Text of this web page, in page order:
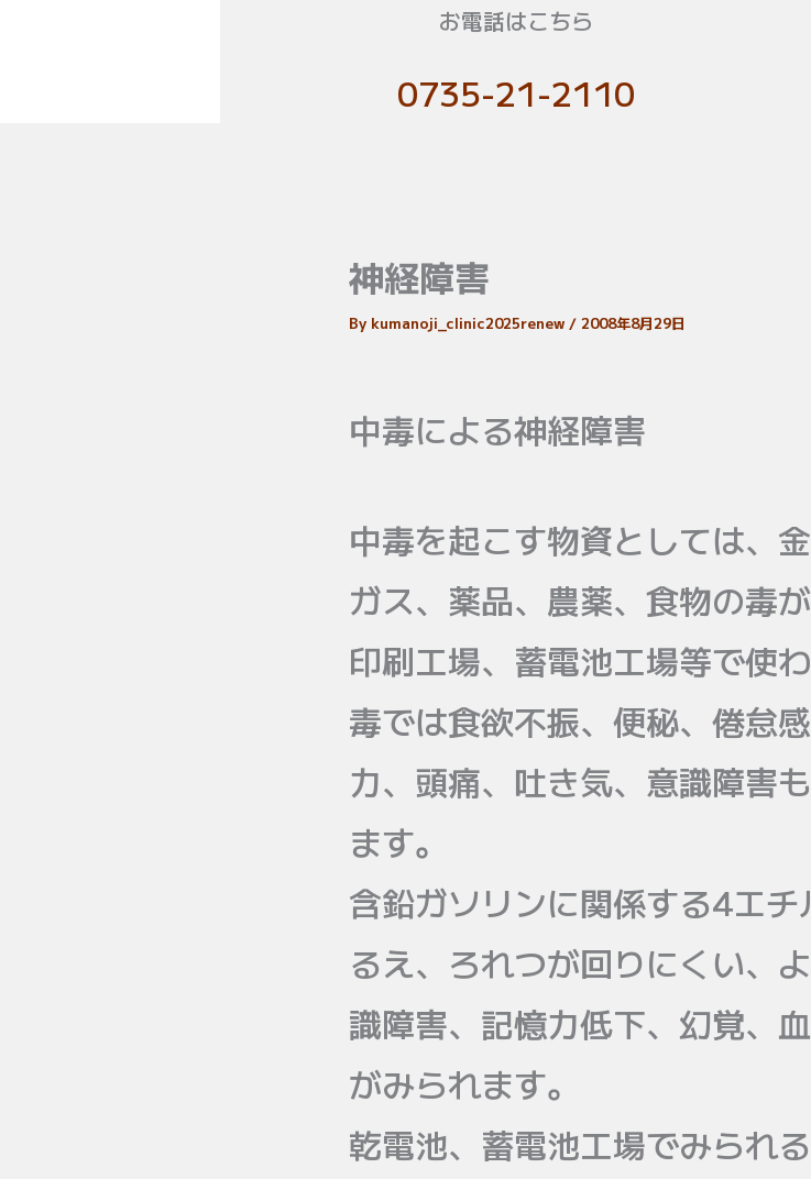
お電話はこちら
0735-21-2110
神経障害
By kumanoji_clinic2025renew / 2008年8月29日
中毒による神経障害
中毒を起こす物資としては、
ガス、薬品、農薬、食物の毒
印刷工場、蓄電池工場等で使
毒では食欲不振、便秘、倦怠
力、頭痛、吐き気、意識障害
ます。
含鉛ガソリンに関係する4エ
るえ、ろれつが回りにくい、
識障害、記憶力低下、幻覚、
がみられます。
乾電池、蓄電池工場でみられ